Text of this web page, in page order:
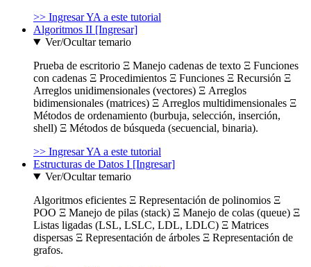
>> Ingresar YA a este tutorial
Algoritmos II [Ingresar]
Ver/Ocultar temario
Prueba de escritorio Ξ Manejo cadenas de texto Ξ Funciones
con cadenas Ξ Procedimientos Ξ Funciones Ξ Recursión Ξ
Arreglos unidimensionales (vectores) Ξ Arreglos
bidimensionales (matrices) Ξ Arreglos multidimensionales Ξ
Métodos de ordenamiento (burbuja, selección, inserción,
shell) Ξ Métodos de búsqueda (secuencial, binaria).
>> Ingresar YA a este tutorial
Estructuras de Datos I [Ingresar]
Ver/Ocultar temario
Algoritmos eficientes Ξ Representación de polinomios Ξ
POO Ξ Manejo de pilas (stack) Ξ Manejo de colas (queue) Ξ
Listas ligadas (LSL, LSLC, LDL, LDLC) Ξ Matrices
dispersas Ξ Representación de árboles Ξ Representación de
grafos.